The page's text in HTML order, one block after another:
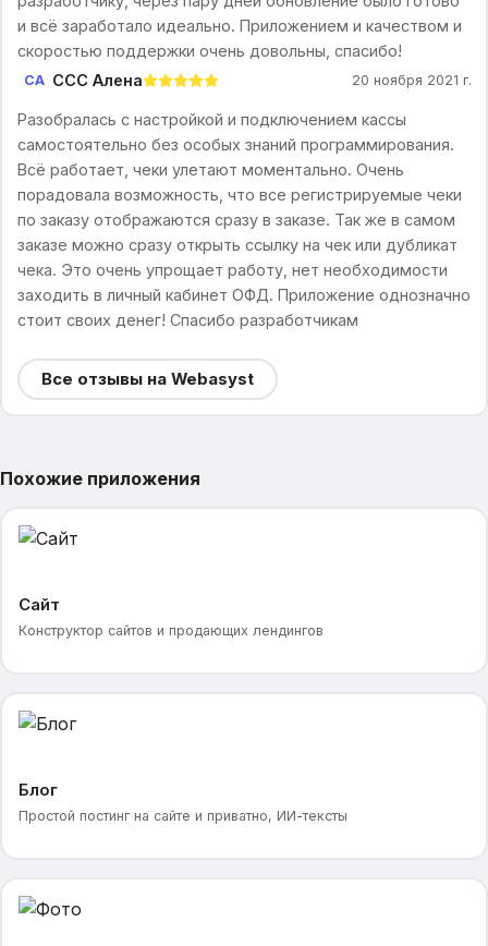
и всё заработало идеально. Приложением и качеством и
скоростью поддержки очень довольны, спасибо!
CА CCC Алена 20 ноября 2021 г.
Разобралась с настройкой и подключением кассы
самостоятельно без особых знаний программирования.
Всё работает, чеки улетают моментально. Очень
порадовала возможность, что все регистрируемые чеки
по заказу отображаются сразу в заказе. Так же в самом
заказе можно сразу открыть ссылку на чек или дубликат
чека. Это очень упрощает работу, нет необходимости
заходить в личный кабинет ОФД. Приложение однозначно
стоит своих денег! Спасибо разработчикам
Все отзывы на Webasyst
Похожие приложения
Сайт
Конструктор сайтов и продающих лендингов
Блог
Простой постинг на сайте и приватно, ИИ-тексты